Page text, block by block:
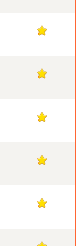
7
7
7
7
7